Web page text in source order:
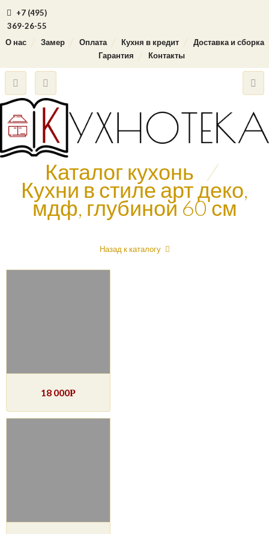
+7 (495)
369-26-55
О нас
Замер Оплата Кухня в кредит
Доставка и сборка
Гарантия
Контакты
Каталог кухонь /
Кухни в стиле арт деко,
мдф, глубиной 60 см
Назад к каталогу
18 000Р